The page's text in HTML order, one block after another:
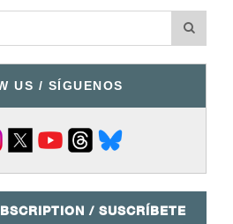
US / SÍGUENOS
/ SUSCRÍBETE